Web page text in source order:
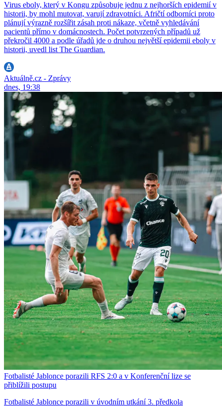
Virus eboly, který v Kongu způsobuje jednu z nejhorších epidemií v
historii, by mohl mutovat, varují zdravotníci. Afričtí odborníci proto
plánují výrazně rozšířit zásah proti nákaze, včetně vyhledávání
pacientů přímo v domácnostech. Počet potvrzených případů už
překročil 4000 a podle úřadů jde o druhou největší epidemii eboly v
historii, uvedl list The Guardian.
Aktuálně.cz - Zprávy
dnes, 19:38
Fotbalisté Jablonce porazili RFS 2:0 a v Konferenční lize se
přiblížili postupu
Fotbalisté Jablonce porazili v úvodním utkání 3. předkola